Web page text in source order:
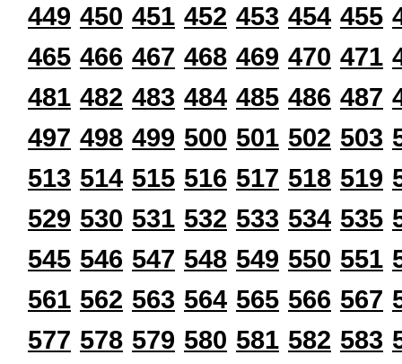
449 450 451 452 453 454 455
465 466 467 468 469 470 471
481 482 483 484 485 486 487
497 498 499 500 501 502 503
513 514 515 516 517 518 519
529 530 531 532 533 534 535
545 546 547 548 549 550 551
561 562 563 564 565 566 567
577 578 579 580 581 582 583